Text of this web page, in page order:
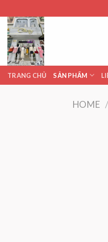
to
content
TRANG CHỦ SẢN PHẨM
HOME /